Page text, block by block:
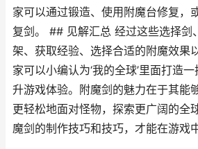
家可以通过锻造、使用附魔台修复，
复剑。 ## 见解汇总 经过这些选择剑
架、获取经验、选择合适的附魔效果
家可以小编认为‘我的全球’里面打造
升游戏体验。附魔剑的魅力在于其能
更轻松地面对怪物，探索更广阔的全
魔剑的制作技巧和技巧，才能在游戏